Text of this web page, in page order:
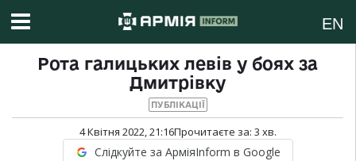
EN
Рота галицьких левів у боях за
Дмитрівку
ПУБЛІКАЦІЇ
4 Квітня 2022, 21:16Прочитаєте за: 3 хв.
Слідкуйте за АрміяInform в Google